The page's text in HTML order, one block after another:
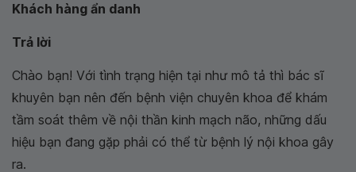
Khách hàng ẩn danh
Trả lời
Chào bạn! Với tình trạng hiện tại như mô tả thì bác sĩ
khuyên bạn nên đến bệnh viện chuyên khoa để khám
tầm soát thêm về nội thần kinh mạch não, những dấu
hiệu bạn đang gặp phải có thể từ bệnh lý nội khoa gây
ra.